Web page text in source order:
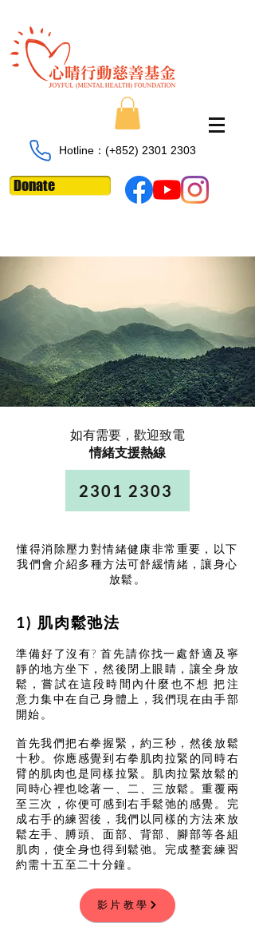
Hotline：​​(+852) 2301 2303
Donate
如有需要，歡迎致電
情緒支援熱線
2301 2303
懂得消除壓力對情緒健康非常重要，以下
我們會介紹多種方法可舒緩情緒，讓身心
放鬆。
1) 肌肉鬆弛法
準備好了沒有? 首先請你找一處舒適及寧
靜的地方坐下，然後閉上眼睛，讓全身放
鬆，嘗試在這段時間內什麼也不想 把注
意力集中在自己身體上，我們現在由手部
開始。
首先我們把右拳握緊，約三秒，然後放鬆
十秒。你應感覺到右拳肌肉拉緊的同時右
臂的肌肉也是同樣拉緊。肌肉拉緊放鬆的
同時心裡也唸著一、二、三放鬆。重覆兩
至三次，你便可感到右手鬆弛的感覺。完
成右手的練習後，我們以同樣的方法來放
鬆左手、膊頭、面部、背部、腳部等各組
肌肉，使全身也得到鬆弛。完成整套練習
約需十五至二十分鐘。
影片教學